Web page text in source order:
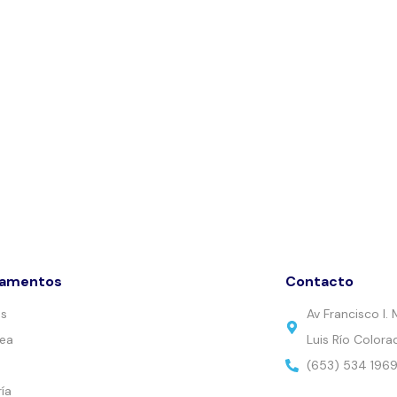
Contacto
Av Francisco I.
Luis Río
(653) 534 1969